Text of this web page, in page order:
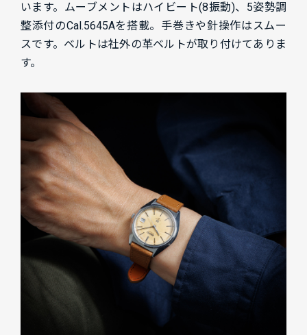
います。ムーブメントはハイビート(8振動)、5姿勢調
整添付のCal.5645Aを搭載。手巻きや針操作はスムー
スです。ベルトは社外の革ベルトが取り付けてありま
す。